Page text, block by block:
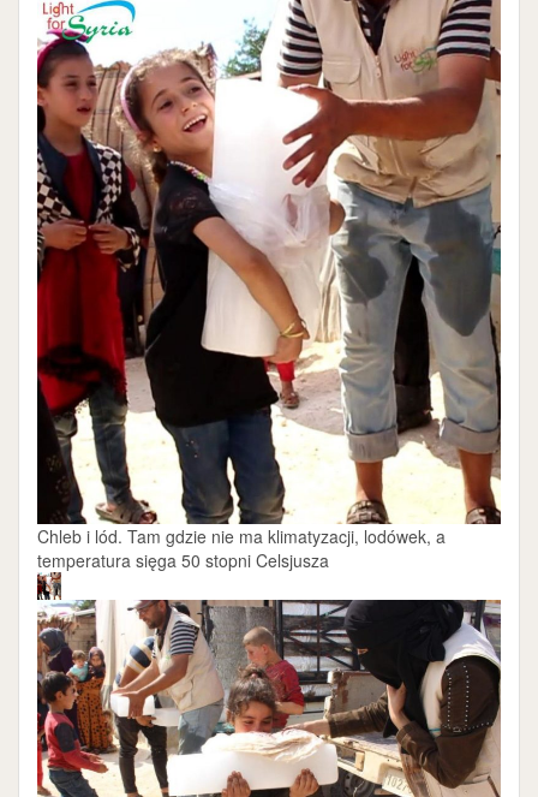
Chleb i lód. Tam gdzie nie ma klimatyzacji, lodówek, a
temperatura sięga 50 stopni Celsjusza